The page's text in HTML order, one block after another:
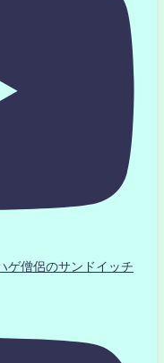
僧侶のサンドイッチ